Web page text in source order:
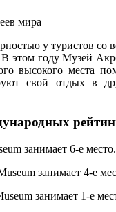
у туристов со
этом году Музей
высокого места
свой отдых в
занимает 6-е место.
занимает 4-е
занимает 1-е